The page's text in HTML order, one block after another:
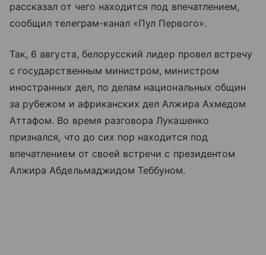
рассказал от чего находится под впечатлением,
сообщил телеграм-канал «Пул Первого».
Так, 6 августа, белорусский лидер провел встречу
с государственным министром, министром
иностранных дел, по делам национальных общин
за рубежом и африканских дел Алжира Ахмедом
Аттафом. Во время разговора Лукашенко
признался, что до сих пор находится под
впечатлением от своей встречи с президентом
Алжира Абдельмаджидом Теббуном.